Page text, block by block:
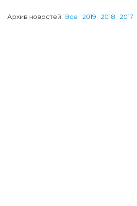
Архив новостей: Все 2019 2018 2017